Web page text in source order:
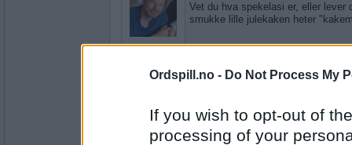
Ordspill.no - Do Not Process My
If you wish to opt-out of
processing of your
Vet du hva spekelasi er, eller lever
smukke lille julekaken heter
vel det me kallar for
noko nytt.